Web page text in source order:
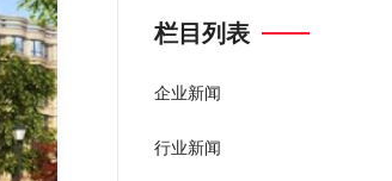
栏目列表
企业新闻
行业新闻